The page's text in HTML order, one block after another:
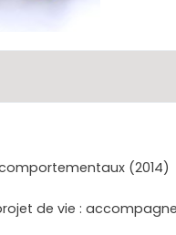
(2014)
projet de vie :